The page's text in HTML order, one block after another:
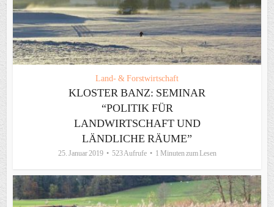
Land- & Forstwirtschaft
KLOSTER BANZ: SEMINAR
“POLITIK FÜR
LANDWIRTSCHAFT UND
LÄNDLICHE RÄUME”
25. Januar 2019 523 Aufrufe 1 Minuten zum Lesen